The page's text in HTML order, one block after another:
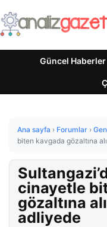
Güncel Haberler
Ana sayfa › Forumlar ›
biten kavgada gözaltına
cinayetle
gözaltına
adliyede